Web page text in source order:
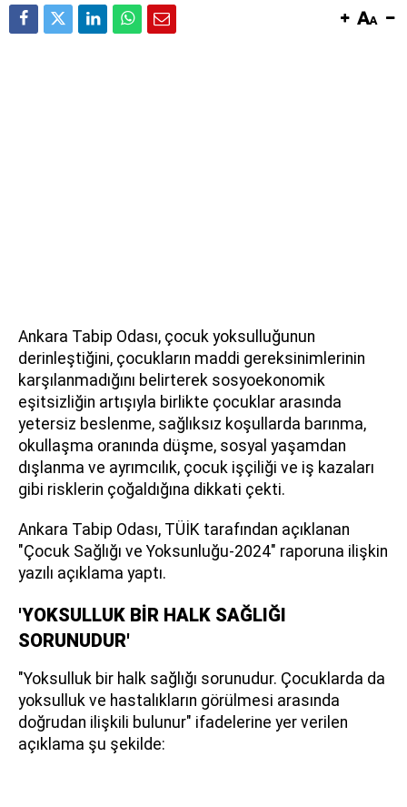
Ankara Tabip Odası, çocuk yoksulluğunun
derinleştiğini, çocukların maddi gereksinimlerinin
karşılanmadığını belirterek sosyoekonomik
eşitsizliğin artışıyla birlikte çocuklar arasında
yetersiz beslenme, sağlıksız koşullarda barınma,
okullaşma oranında düşme, sosyal yaşamdan
dışlanma ve ayrımcılık, çocuk işçiliği ve iş kazaları
gibi risklerin çoğaldığına dikkati çekti.
Ankara Tabip Odası, TÜİK tarafından açıklanan
"Çocuk Sağlığı ve Yoksunluğu-2024" raporuna ilişkin
yazılı açıklama yaptı.
'YOKSULLUK BİR HALK SAĞLIĞI
SORUNUDUR'
"Yoksulluk bir halk sağlığı sorunudur. Çocuklarda da
yoksulluk ve hastalıkların görülmesi arasında
doğrudan ilişkili bulunur" ifadelerine yer verilen
açıklama şu şekilde: